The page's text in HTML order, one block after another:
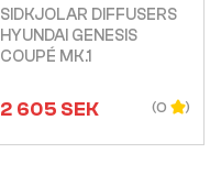
SIDKJOLAR DIFFUSERS
HYUNDAI GENESIS
COUPÉ MK.1
2 605 SEK (0